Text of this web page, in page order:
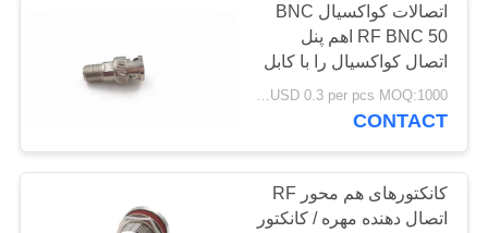
اتصالات کواکسیال BNC
RF BNC 50 اهم پنل
اتصال کواکسیال را با کابل
سوار کنید
USD 0.3 per pcs MOQ:1000 عدد
CONTACT
کانکتورهای هم محور RF
اتصال دهنده مهره / کانکتور